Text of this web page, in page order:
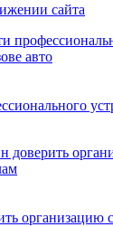
сайта
организацию